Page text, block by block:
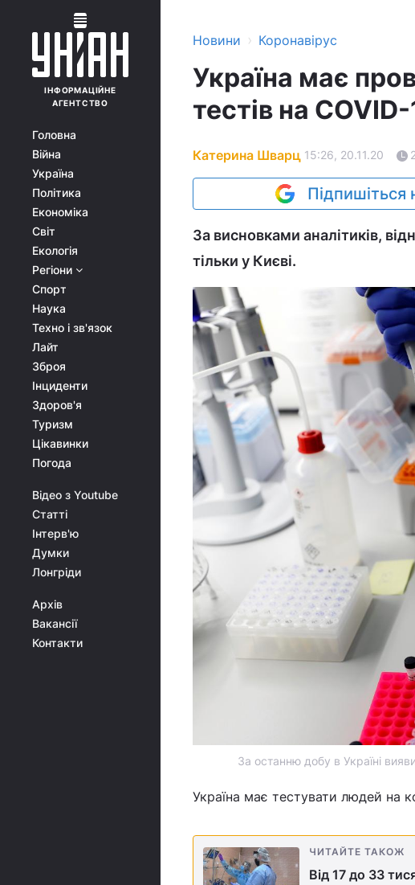
ІНФОРМАЦІЙНЕ
АГЕНТСТВО
Головна
Війна
Україна
Політика
Економіка
Світ
Екологія
Регіони
Спорт
Наука
Техно і зв'язок
Лайт
Зброя
Інциденти
Здоров'я
Туризм
Цікавинки
Погода
Відео з Youtube
Статті
Інтерв'ю
Думки
Лонгріди
Архів
Вакансії
Контакти
Новини › Коронавірус
Україна має
тестів на
Катерина Шварц 15:26, 20.11.20
Підпишіться
За висновками аналітиків,
тільки у Києві.
За останню добу в Україні
Україна має тестувати людей на
ЧИТАЙТЕ ТАКОЖ
Від 17 до 33